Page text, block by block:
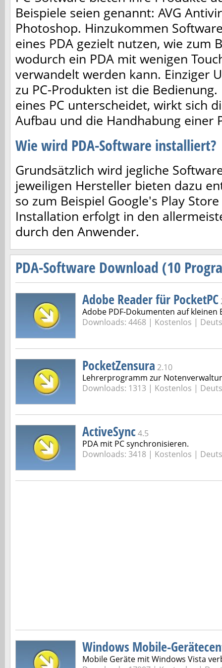
Beispiele seien genannt: AVG
Photoshop. Hinzukommen
eines PDA gezielt nutzen, wie zum
wodurch ein PDA mit wenigen
verwandelt werden kann. Einziger
zu PC-Produkten ist die
eines PC unterscheidet, wirkt sich
Aufbau und die Handhabung einer
Wie wird PDA-Software installiert?
Grundsätzlich wird jegliche
jeweiligen Hersteller bieten dazu
so zum Beispiel Google's Play
Installation erfolgt in den
durch den Anwender.
PDA-Software Download (10
Adobe Reader für PocketPC
Adobe PDF-Dokumenten auf
Downloads: 4468 | Kostenlos |
PocketZensura 2.10
Lehrerprogramm zur
Downloads: 1313 | Kostenlos |
ActiveSync 4.5
PDA mit PC synchronisieren.
Downloads: 3418 | Kostenlos |
Windows Mobile-
Mobile Geräte mit Windows Vista